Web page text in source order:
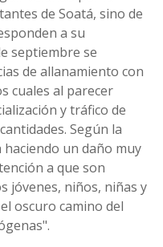
de Soatá, sino de
a su
septiembre se
de allanamiento con
cuales al parecer
y tráfico de
Según la
un daño muy
a que son
jóvenes, niños, niñas y
oscuro camino del